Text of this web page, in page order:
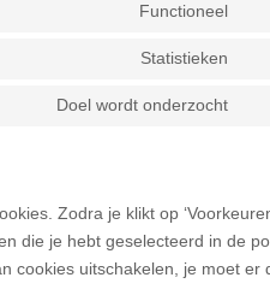
Functioneel
Statistieken
Doel wordt onderzocht
Zodra je klikt op
die je hebt geselecteerd in de
cookies uitschakelen, je moet er